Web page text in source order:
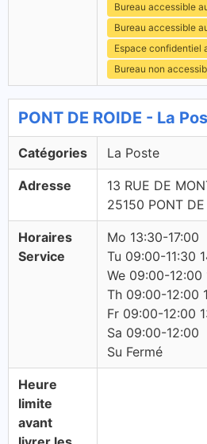
Bureau accessible
Bureau accessible
Espace confidentiel
Bureau non
PONT DE ROIDE - La
Catégories La Poste
Adresse
13 RUE DE
25150 PONT DE
Horaires
Service
Mo 13:30-17:00
Tu 09:00-11:30
We 09:00-12:00
Th 09:00-12:00
Fr 09:00-12:00
Sa 09:00-12:00
Su Fermé
Heure
limite
avant